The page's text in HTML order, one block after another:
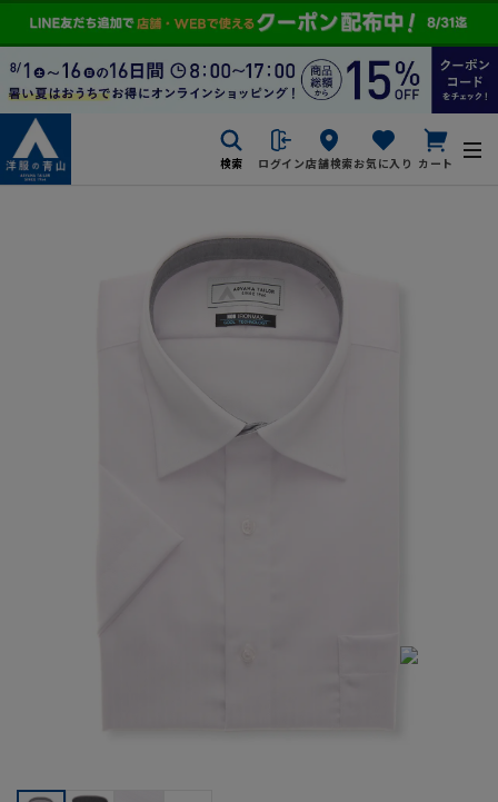
検索 ログイン店舗検索お気に入り カート